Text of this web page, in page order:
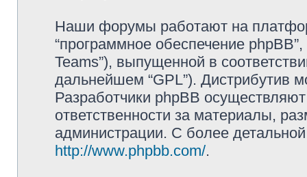
Наши форумы работают на
“программное обеспечение
Teams”), выпущенной в
дальнейшем “GPL”). Дистрибутив
Разработчики phpBB
ответственности за материалы,
администрации. С более
http://www.phpbb.com/.